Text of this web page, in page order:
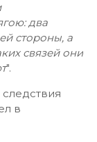
два
стороны, а
связей они
".
в